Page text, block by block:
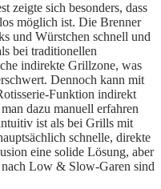
zeigte sich besonders, dass
möglich ist. Die Brenner
und Würstchen schnell und
bei traditionellen
indirekte Grillzone, was
Dennoch kann mit
Funktion indirekt
dazu manuell erfahren
ist als bei Grills mit
schnelle, direkte
eine solide Lösung, aber
Low & Slow-Garen sind